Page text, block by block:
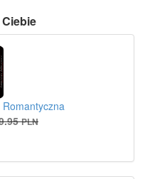
Romantyczna
PLN